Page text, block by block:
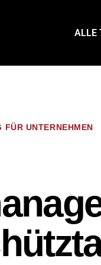
ALLE
FÜR UNTERNEHMEN